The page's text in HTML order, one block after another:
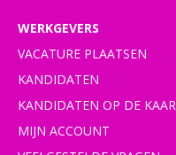
WERKGEVERS
VACATURE PLAATSEN
KANDIDATEN
KANDIDATEN OP DE
MIJN ACCOUNT